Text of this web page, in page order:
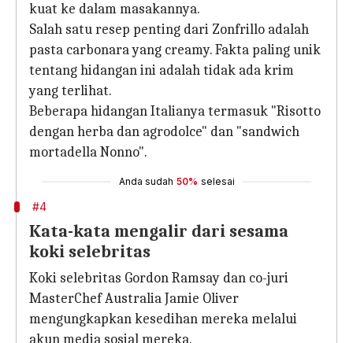
kuat ke dalam masakannya.
Salah satu resep penting dari Zonfrillo adalah
pasta carbonara yang creamy. Fakta paling unik
tentang hidangan ini adalah tidak ada krim
yang terlihat.
Beberapa hidangan Italianya termasuk "Risotto
dengan herba dan agrodolce" dan "sandwich
mortadella Nonno".
Anda sudah 50% selesai
#4
Kata-kata mengalir dari sesama
koki selebritas
Koki selebritas Gordon Ramsay dan co-juri
MasterChef Australia Jamie Oliver
mengungkapkan kesedihan mereka melalui
akun media sosial mereka.